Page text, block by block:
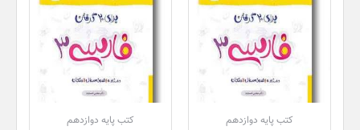
کتب پایه دوازدهم کتب پایه دوازدهم